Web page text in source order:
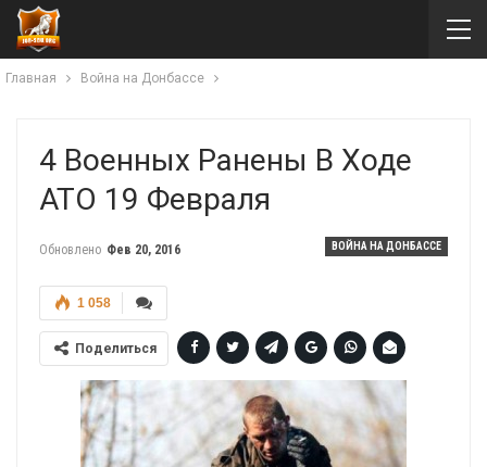
Главная Война на Донбассе
4 Военных Ранены В Ходе
АТО 19 Февраля
ВОЙНА НА ДОНБАССЕ
Обновлено Фев 20, 2016
1 058
Поделиться